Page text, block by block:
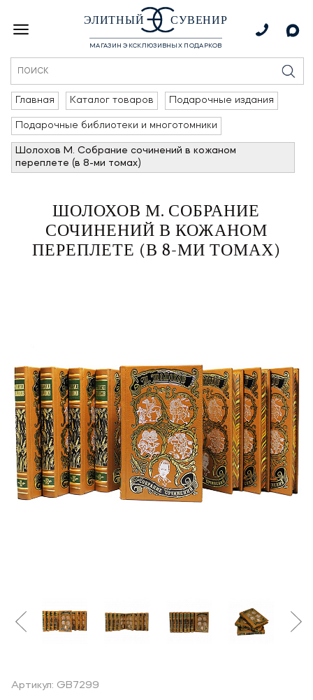
ЭЛИТНЫЙ СУВЕНИР
МАГАЗИН ЭКСКЛЮЗИВНЫХ ПОДАРКОВ
Главная Каталог товаров Подарочные издания
Подарочные библиотеки и многотомники
Шолохов М. Собрание сочинений в кожаном
переплете (в 8-ми томах)
ШОЛОХОВ М. СОБРАНИЕ
СОЧИНЕНИЙ В КОЖАНОМ
ПЕРЕПЛЕТЕ (В 8-МИ ТОМАХ)
Артикул: GB7299